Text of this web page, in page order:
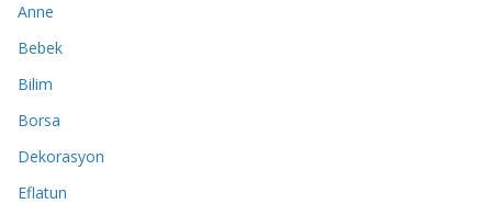
Anne
Bebek
Bilim
Borsa
Dekorasyon
Eflatun